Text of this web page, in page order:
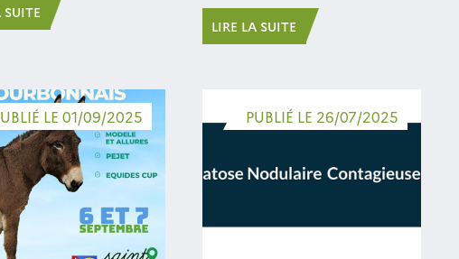
SUITE
LIRE LA SUITE
LE 01/09/2025 PUBLIÉ LE 26/07/2025